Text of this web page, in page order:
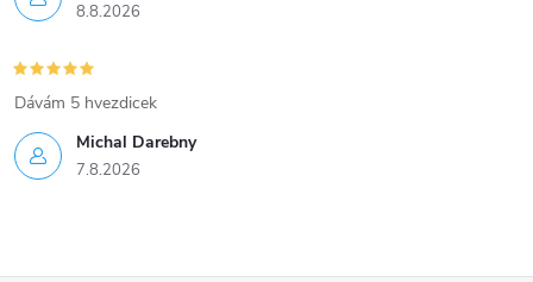
8.8.2026
Michal Darebny
7.8.2026
Dávám 5 hvezdicek